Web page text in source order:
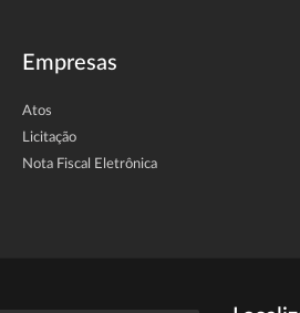
Empresas
Atos
Licitação
Nota Fiscal Eletrônica